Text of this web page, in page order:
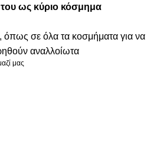
ως κύριο κόσμημα
όπως σε όλα τα κοσμήματα για
αναλλοίωτα
μας